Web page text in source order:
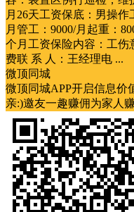
月26天工资保底：男操作
月管工：9000/月起重：
个月工资保险内容：工伤
费联 系 人：王经理电 ...
微顶同城
微顶同城APP开启信息价
亲:)邀友一趣赚佣为家人